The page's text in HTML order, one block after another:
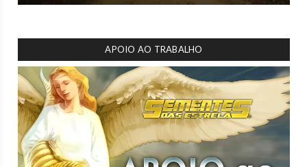
APOIO AO TRABALHO